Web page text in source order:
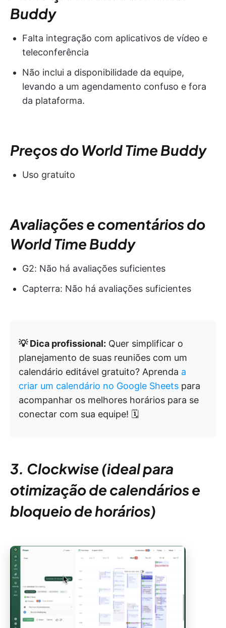
Buddy
Falta integração com aplicativos de vídeo e
teleconferência
Não inclui a disponibilidade da equipe,
levando a um agendamento confuso e fora
da plataforma.
Preços do World Time Buddy
Uso gratuito
Avaliações e comentários do
World Time Buddy
G2: Não há avaliações suficientes
Capterra: Não há avaliações suficientes
💡 Dica profissional: Quer simplificar o
planejamento de suas reuniões com um
calendário editável gratuito? Aprenda a
criar um calendário no Google Sheets para
acompanhar os melhores horários para se
conectar com sua equipe! 🗓️
3. Clockwise (ideal para
otimização de calendários e
bloqueio de horários)